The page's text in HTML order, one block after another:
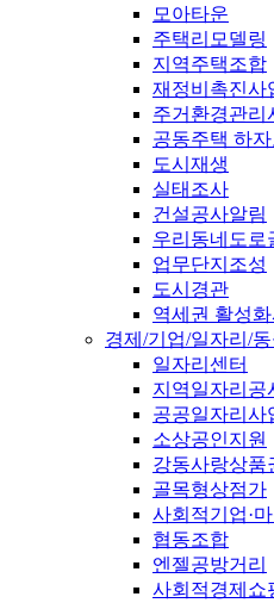
모아타운
주택리모델링
지역주택조합
재정비촉진사
주거환경관리
공동주택 하
도시재생
실태조사
건설공사알림
우리동네도로
업무단지조성
도시경관
역세권 활성
경제/기업/일자리/
일자리센터
지역일자리공
공공일자리사
소상공인지원
강동사랑상품
골목형상점가
사회적기업·
협동조합
엔젤공방거리
사회적경제쇼